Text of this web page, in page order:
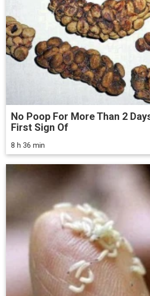
No Poop For More Than 2
First Sign Of
8 h 36 min